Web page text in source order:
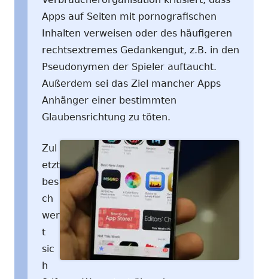
Apps auf Seiten mit pornografischen
Inhalten verweisen oder des häufigeren
rechtsextremes Gedankengut, z.B. in den
Pseudonymen der Spieler auftaucht.
Außerdem sei das Ziel mancher Apps
Anhänger einer bestimmten
Glaubensrichtung zu töten.
Zul
etzt
bes
ch
wer
t
sic
h